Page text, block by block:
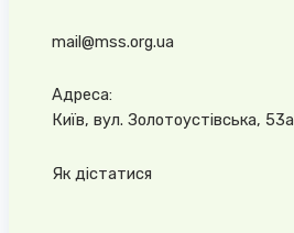
mail@mss.org.ua
Адреса:
Київ, вул. Золотоустівська, 53а
Як дістатися